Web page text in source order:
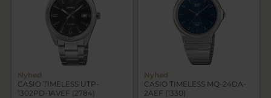
Nyhed
CASIO TIMELESS UTP-
1302PD-1AVEF (2784)
Nyhed
CASIO TIMELESS MQ-24DA-
2AEF (1330)